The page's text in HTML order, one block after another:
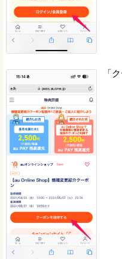
「